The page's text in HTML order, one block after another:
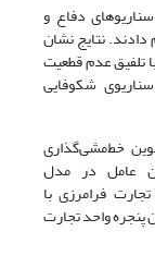
تحلیل سناریوهای دفاع و
نتایج نشان
تلفیق عدم قطعیت
شکوفایی
طراحی مدل نوین خط‌مشی‌گذاری
عامل در مدل
فرامرزی با
پنجره واحد تجارت